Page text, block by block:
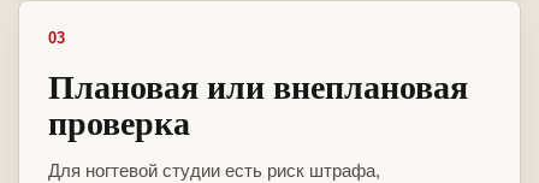
03
Плановая или внеплановая
проверка
Для ногтевой студии есть риск штрафа,